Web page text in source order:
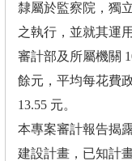
隸屬於監察院，獨
之執行，並就其運
審計部及所屬機關
餘元，平均每花費
13.55 元。
本專案審計報告揭
建設計畫，已知計